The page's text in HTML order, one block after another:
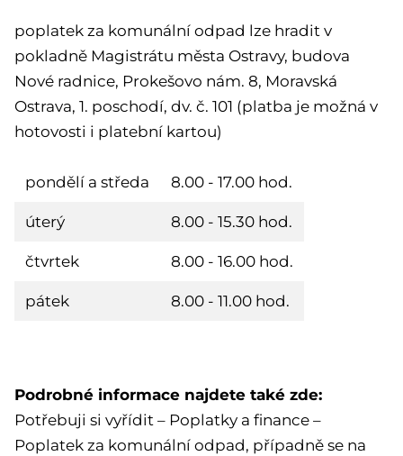
poplatek za komunální odpad lze hradit v
pokladně Magistrátu města Ostravy, budova
Nové radnice, Prokešovo nám. 8, Moravská
Ostrava, 1. poschodí, dv. č. 101 (platba je možná v
hotovosti i platební kartou)
pondělí a středa 8.00 - 17.00 hod.
úterý 8.00 - 15.30 hod.
čtvrtek 8.00 - 16.00 hod.
pátek 8.00 - 11.00 hod.
Podrobné informace najdete také zde:
Potřebuji si vyřídit – Poplatky a finance –
Poplatek za komunální odpad, případně se na